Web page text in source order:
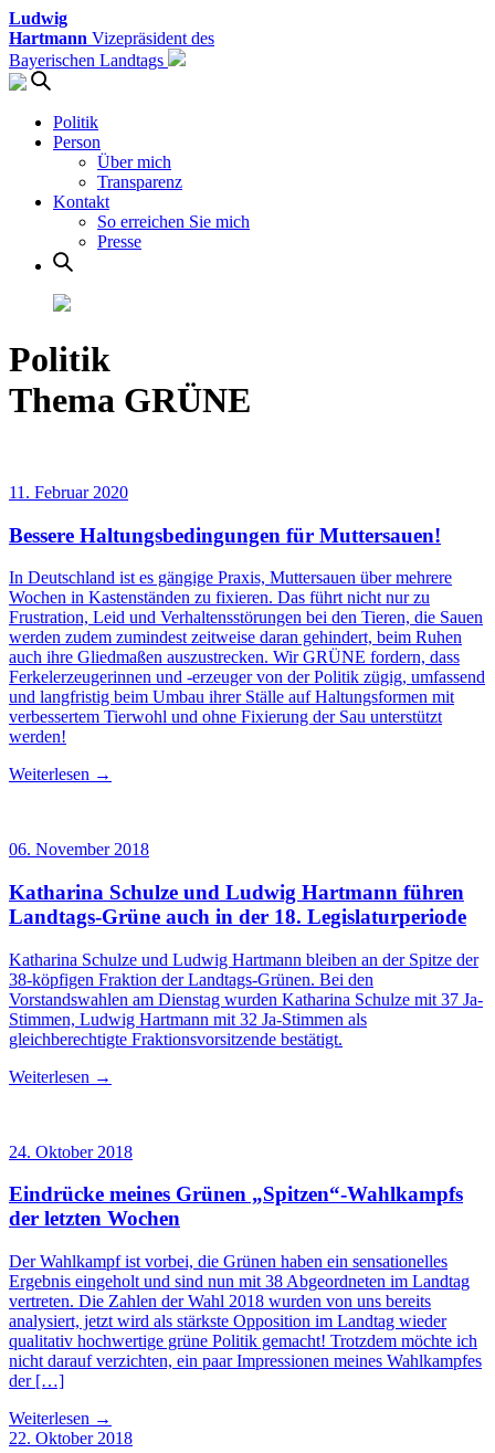
Ludwig
Hartmann Vizepräsident des
Bayerischen Landtags
Politik
Person
Über mich
Transparenz
Kontakt
So erreichen Sie mich
Presse
Politik
Thema GRÜNE
11. Februar 2020
Bessere Haltungsbedingungen für Muttersauen!
In Deutschland ist es gängige Praxis, Muttersauen über mehrere
Wochen in Kastenständen zu fixieren. Das führt nicht nur zu
Frustration, Leid und Verhaltensstörungen bei den Tieren, die Sauen
werden zudem zumindest zeitweise daran gehindert, beim Ruhen
auch ihre Gliedmaßen auszustrecken. Wir GRÜNE fordern, dass
Ferkelerzeugerinnen und -erzeuger von der Politik zügig, umfassend
und langfristig beim Umbau ihrer Ställe auf Haltungsformen mit
verbessertem Tierwohl und ohne Fixierung der Sau unterstützt
werden!
Weiterlesen →
06. November 2018
Katharina Schulze und Ludwig Hartmann führen
Landtags-Grüne auch in der 18. Legislaturperiode
Katharina Schulze und Ludwig Hartmann bleiben an der Spitze der
38-köpfigen Fraktion der Landtags-Grünen. Bei den
Vorstandswahlen am Dienstag wurden Katharina Schulze mit 37 Ja-
Stimmen, Ludwig Hartmann mit 32 Ja-Stimmen als
gleichberechtigte Fraktionsvorsitzende bestätigt.
Weiterlesen →
24. Oktober 2018
Eindrücke meines Grünen „Spitzen“-Wahlkampfs
der letzten Wochen
Der Wahlkampf ist vorbei, die Grünen haben ein sensationelles
Ergebnis eingeholt und sind nun mit 38 Abgeordneten im Landtag
vertreten. Die Zahlen der Wahl 2018 wurden von uns bereits
analysiert, jetzt wird als stärkste Opposition im Landtag wieder
qualitativ hochwertige grüne Politik gemacht! Trotzdem möchte ich
nicht darauf verzichten, ein paar Impressionen meines Wahlkampfes
der […]
Weiterlesen →
22. Oktober 2018